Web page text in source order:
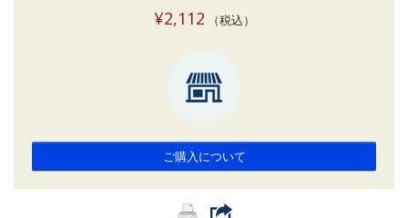
¥2,112 （税込）
ご購入について